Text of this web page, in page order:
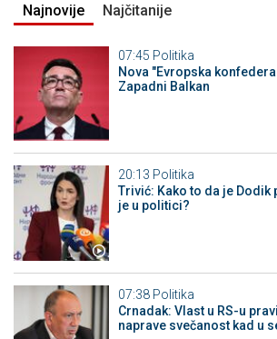
Najnovije Najčitanije
07:45 Politika
Nova "Evropska
Zapadni Balkan
20:13 Politika
Trivić: Kako to da je Dodik
je u politici?
07:38 Politika
Crnadak: Vlast u RS-u
naprave svečanost kad u